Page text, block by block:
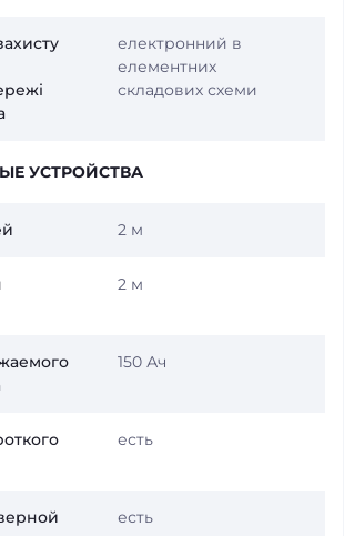
електронний в
елементних
складових схеми
УСТРОЙСТВА
2 м
2 м
150 Ач
есть
есть